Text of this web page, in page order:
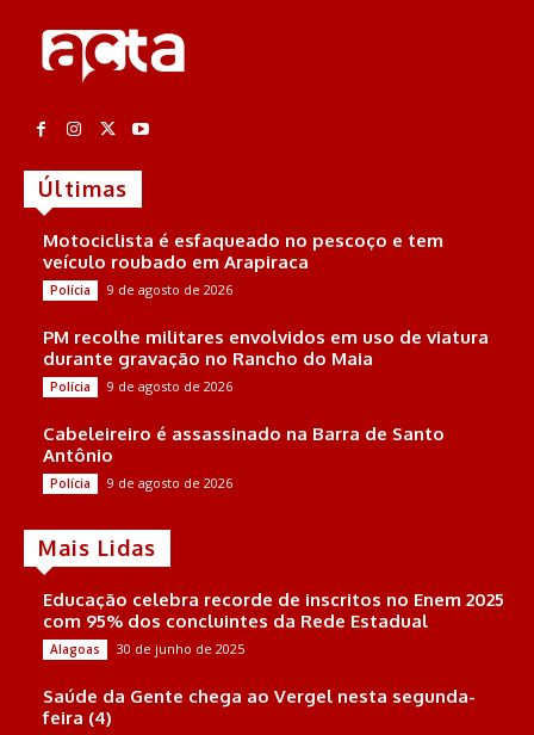
Últimas
Motociclista é esfaqueado no pescoço e tem
veículo roubado em Arapiraca
Polícia 9 de agosto de 2026
PM recolhe militares envolvidos em uso de viatura
durante gravação no Rancho do Maia
Polícia 9 de agosto de 2026
Cabeleireiro é assassinado na Barra de Santo
Antônio
Polícia 9 de agosto de 2026
Mais Lidas
Educação celebra recorde de inscritos no Enem 2025
com 95% dos concluintes da Rede Estadual
Alagoas 30 de junho de 2025
Saúde da Gente chega ao Vergel nesta segunda-
feira (4)